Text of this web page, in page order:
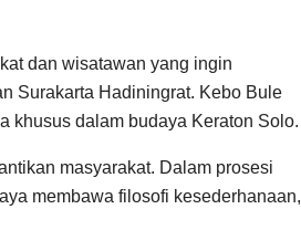
dan wisatawan yang ingin
Surakarta Hadiningrat. Kebo Bule
khusus dalam budaya Keraton Solo.
masyarakat. Dalam prosesi
membawa filosofi kesederhanaan,